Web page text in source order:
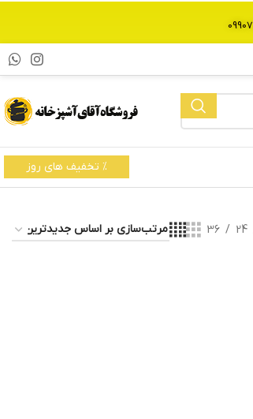
% تخفیف های روز
24
36